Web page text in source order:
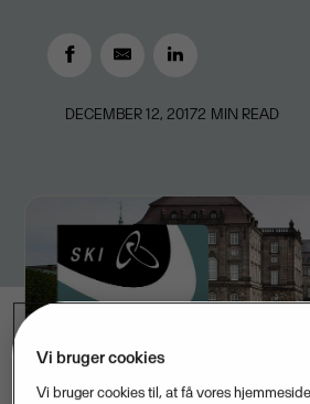
DECEMBER 12, 20172 MIN READ
Vi bruger cookies
Vi bruger cookies til, at få vores